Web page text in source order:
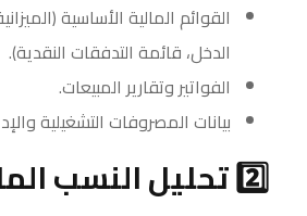
القوائم المالية الأساسية
الدخل، قائمة التدفقات النقدية).
الفواتير وتقارير المبيعات.
بيانات المصروفات التشغيلية
2️⃣ تحليل النسب المالية